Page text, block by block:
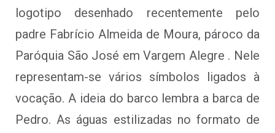
logotipo desenhado recentemente pelo
padre Fabrício Almeida de Moura, pároco da
Paróquia São José em Vargem Alegre . Nele
representam-se vários símbolos ligados à
vocação. A ideia do barco lembra a barca de
Pedro. As águas estilizadas no formato de